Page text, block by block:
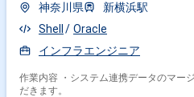
神奈川県
新横浜駅
Shell
Oracle
インフラエンジニア
作業内容 ・システム連携データのマ
だきます。